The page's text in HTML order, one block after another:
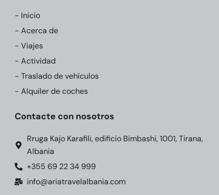
- Inicio
- Acerca de
- Viajes
- Actividad
- Traslado de vehículos
- Alquiler de coches
Contacte con nosotros
Rruga Kajo Karafili, edificio Bimbashi, 1001, Tirana,
Albania
+355 69 22 34 999
info@ariatravelalbania.com